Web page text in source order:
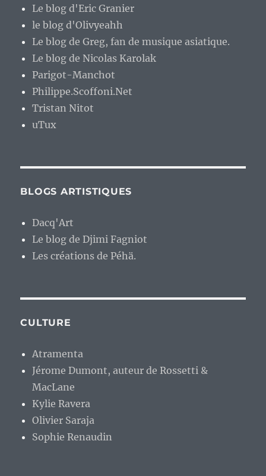
Le blog d'Eric Granier
le blog d'Olivyeahh
Le blog de Greg, fan de musique asiatique.
Le blog de Nicolas Karolak
Parigot-Manchot
Philippe.Scoffoni.Net
Tristan Nitot
uTux
BLOGS ARTISTIQUES
Dacq'Art
Le blog de Djimi Fagniot
Les créations de Péhä.
CULTURE
Atramenta
Jérome Dumont, auteur de Rossetti &
MacLane
Kylie Ravera
Olivier Saraja
Sophie Renaudin